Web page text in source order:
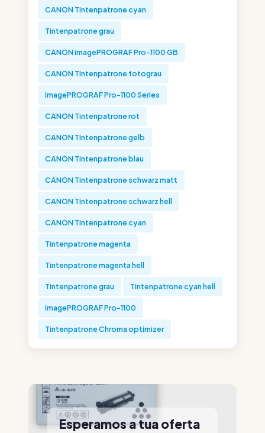
CANON Tintenpatrone cyan
Tintenpatrone grau
CANON imagePROGRAF Pro-1100 GB
CANON Tintenpatrone fotograu
imagePROGRAF Pro-1100 Series
CANON Tintenpatrone rot
CANON Tintenpatrone gelb
CANON Tintenpatrone blau
CANON Tintenpatrone schwarz matt
CANON Tintenpatrone schwarz hell
CANON Tintenpatrone cyan
Tintenpatrone magenta
Tintenpatrone magenta hell
Tintenpatrone grau Tintenpatrone cyan hell
imagePROGRAF Pro-1100
Tintenpatrone Chroma optimizer
Esperamos a tua oferta